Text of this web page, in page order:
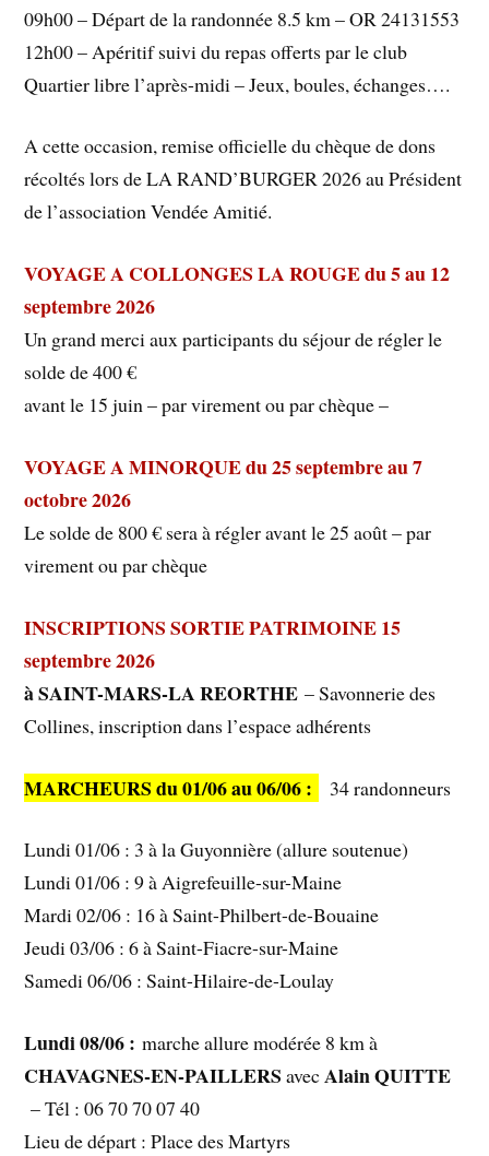
09h00 – Départ de la randonnée 8.5 km – OR 24131553
12h00 – Apéritif suivi du repas offerts par le club
Quartier libre l’après-midi – Jeux, boules, échanges….
A cette occasion, remise officielle du chèque de dons
récoltés lors de LA RAND’BURGER 2026 au Président
de l’association Vendée Amitié.
VOYAGE A COLLONGES LA ROUGE du 5 au 12
septembre 2026
Un grand merci aux participants du séjour de régler le
solde de 400 €
avant le 15 juin – par virement ou par chèque –
VOYAGE A MINORQUE du 25 septembre au 7
octobre 2026
Le solde de 800 € sera à régler avant le 25 août – par
virement ou par chèque
INSCRIPTIONS SORTIE PATRIMOINE 15
septembre 2026
à SAINT-MARS-LA REORTHE– Savonnerie des
Collines, inscription dans l’espace adhérents
MARCHEURS du 01/06 au 06/06 : 34 randonneurs
Lundi 01/06 : 3 à la Guyonnière (allure soutenue)
Lundi 01/06 : 9 à Aigrefeuille-sur-Maine
Mardi 02/06 : 16 à Saint-Philbert-de-Bouaine
Jeudi 03/06 : 6 à Saint-Fiacre-sur-Maine
Samedi 06/06 : Saint-Hilaire-de-Loulay
Lundi 08/06 : marche allure modérée 8 km à
CHAVAGNES-EN-PAILLERS avecAlain QUITTE
– Tél : 06 70 70 07 40
Lieu de départ : Place des Martyrs